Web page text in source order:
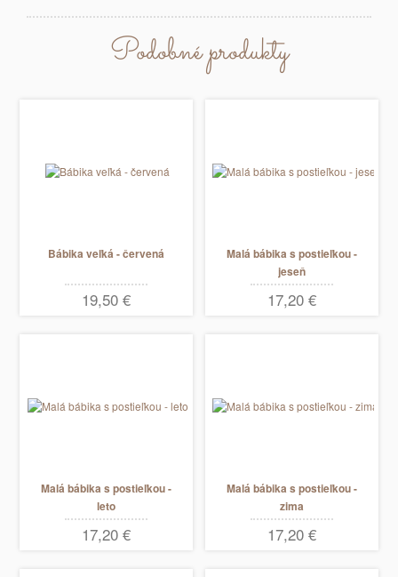
Podobné produkty
Bábika veľká - červená
19,50 €
Malá bábika s postieľkou -
jeseň
17,20 €
Malá bábika s postieľkou -
leto
17,20 €
Malá bábika s postieľkou -
zima
17,20 €